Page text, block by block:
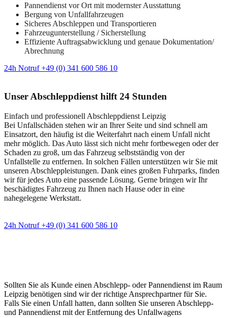
Pannendienst vor Ort mit modernster Ausstattung
Bergung von Unfallfahrzeugen
Sicheres Abschleppen und Transportieren
Fahrzeugunterstellung / Sicherstellung
Effiziente Auftragsabwicklung und genaue Dokumentation/
Abrechnung
24h Notruf +49 (0) 341 600 586 10
Unser Abschleppdienst hilft 24 Stunden
Einfach und professionell Abschleppdienst Leipzig
Bei Unfallschäden stehen wir an Ihrer Seite und sind schnell am
Einsatzort, den häufig ist die Weiterfahrt nach einem Unfall nicht
mehr möglich. Das Auto lässt sich nicht mehr fortbewegen oder der
Schaden zu groß, um das Fahrzeug selbstständig von der
Unfallstelle zu entfernen. In solchen Fällen unterstützen wir Sie mit
unseren Abschleppleistungen. Dank eines großen Fuhrparks, finden
wir für jedes Auto eine passende Lösung. Gerne bringen wir Ihr
beschädigtes Fahrzeug zu Ihnen nach Hause oder in eine
nahegelegene Werkstatt.
24h Notruf +49 (0) 341 600 586 10
Sollten Sie als Kunde einen Abschlepp- oder Pannendienst im Raum
Leipzig benötigen sind wir der richtige Ansprechpartner für Sie.
Falls Sie einen Unfall hatten, dann sollten Sie unseren Abschlepp-
und Pannendienst mit der Entfernung des Unfallwagens